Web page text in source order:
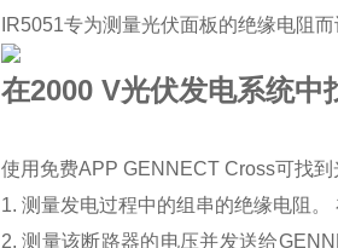
IR5051专为测量光伏面板的绝缘电阻
在2000 V光伏发电系统中
使用免费APP GENNECT Cross可找到
1. 测量发电过程中的组串的绝缘电阻
2. 测量该断路器的电压并发送给